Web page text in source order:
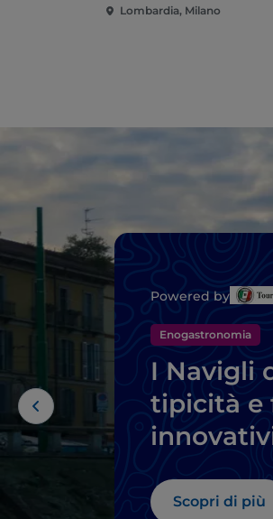
Lombardia, Milano
Powered by
Enogastronomia
I Navigli
tipicità e
Scopri di più